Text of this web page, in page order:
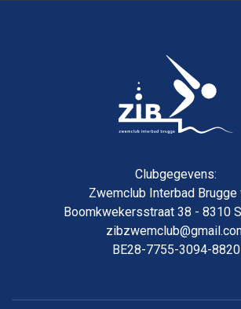
Clubgegevens:
Zwemclub Interbad
Boomkwekersstraat 38 - 8310
BE28-7755-3094-8820